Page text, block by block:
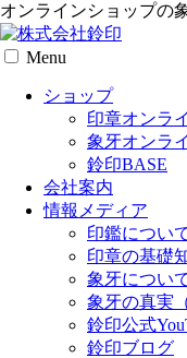
オンラインショップの
Menu
ショップ
印章オンラ
象牙オンラ
鈴印BASE
会社案内
情報メディア
印鑑につい
印章の基礎
象牙につい
象牙の真実
鈴印公式
鈴印ブログ